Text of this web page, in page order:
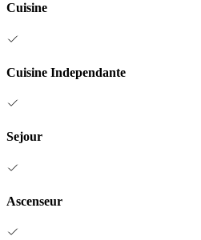
Cuisine
Cuisine Independante
Sejour
Ascenseur